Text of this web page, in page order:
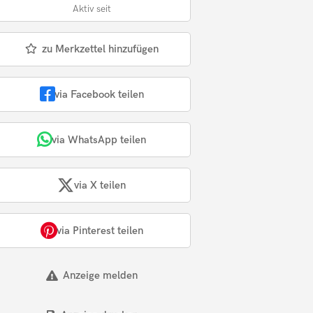
Aktiv seit
zu Merkzettel hinzufügen
via Facebook teilen
via WhatsApp teilen
via X teilen
via Pinterest teilen
Anzeige melden